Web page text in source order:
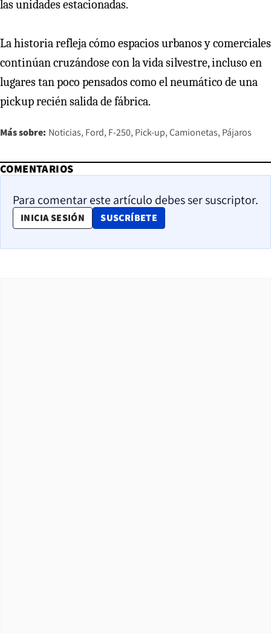
las unidades estacionadas.
La historia refleja cómo espacios urbanos y comerciales
continúan cruzándose con la vida silvestre, incluso en
lugares tan poco pensados como el neumático de una
pickup recién salida de fábrica.
Más sobre: Noticias Ford F-250 Pick-up Camionetas Pájaros
COMENTARIOS
Para comentar este artículo debes ser suscriptor.
INICIA SESIÓN SUSCRÍBETE
OPENS IN NEW WINDOW